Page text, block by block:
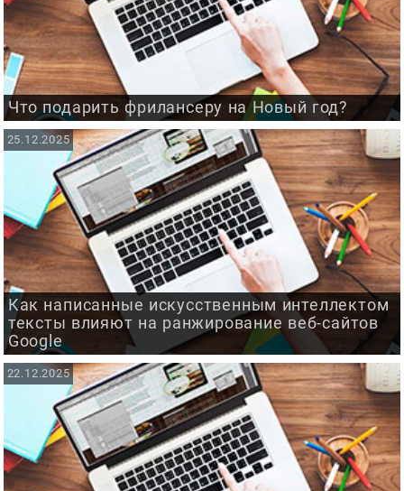
Что подарить фрилансеру на Новый год?
Как написанные искусственным интеллектом
тексты влияют на ранжирование веб-сайтов
Google
25.12.2025
22.12.2025